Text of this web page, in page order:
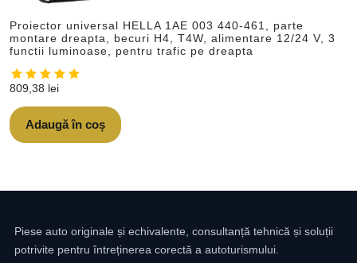
Proiector universal HELLA 1AE 003 440-461, parte
montare dreapta, becuri H4, T4W, alimentare 12/24 V, 3
functii luminoase, pentru trafic pe dreapta
809,38 lei
Adaugă în coș
Piese auto originale și echivalente, consultanță tehnică și soluții
potrivite pentru întreținerea corectă a autoturismului.